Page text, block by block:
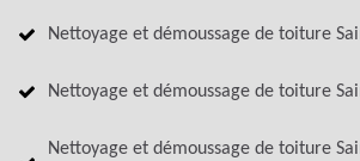
Nettoyage et démoussage de toiture
Nettoyage et démoussage de toiture
Nettoyage et démoussage de toiture